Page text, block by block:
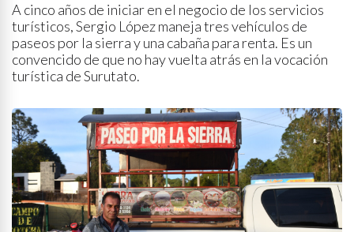
A cinco años de iniciar en el negocio de los servicios
turísticos, Sergio López maneja tres vehículos de
paseos por la sierra y una cabaña para renta. Es un
convencido de que no hay vuelta atrás en la vocación
turística de Surutato.